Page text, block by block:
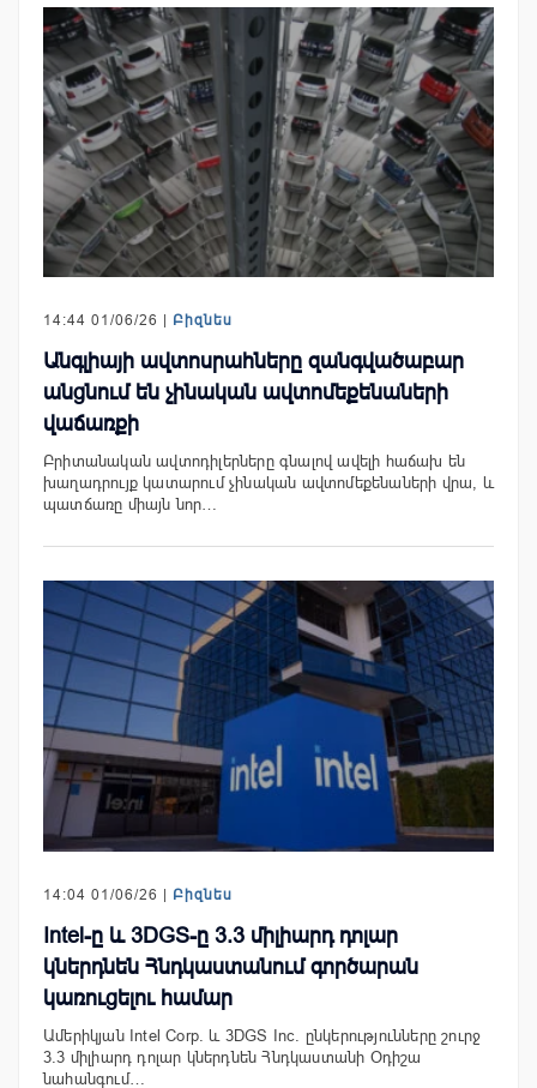
14:44 01/06/26 | Բիզնես
Անգլիայի ավտոսրահները զանգվածաբար
անցնում են չինական ավտոմեքենաների
վաճառքի
Բրիտանական ավտոդիլերները գնալով ավելի հաճախ են
խաղադրույք կատարում չինական ավտոմեքենաների վրա, և
պատճառը միայն նոր…
14:04 01/06/26 | Բիզնես
Intel-ը և 3DGS-ը 3.3 միլիարդ դոլար
կներդնեն Հնդկաստանում գործարան
կառուցելու համար
Ամերիկյան Intel Corp. և 3DGS Inc. ընկերությունները շուրջ
3.3 միլիարդ դոլար կներդնեն Հնդկաստանի Օդիշա
նահանգում…